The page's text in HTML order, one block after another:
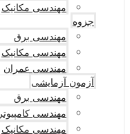
مهندسی مکانیک
جزوه
مهندسی برق
مهندسی مکانیک
مهندسی عمران
آزمون آزمایشی
مهندسی برق
مهندسی کامپیوتر
مهندسی مکانیک